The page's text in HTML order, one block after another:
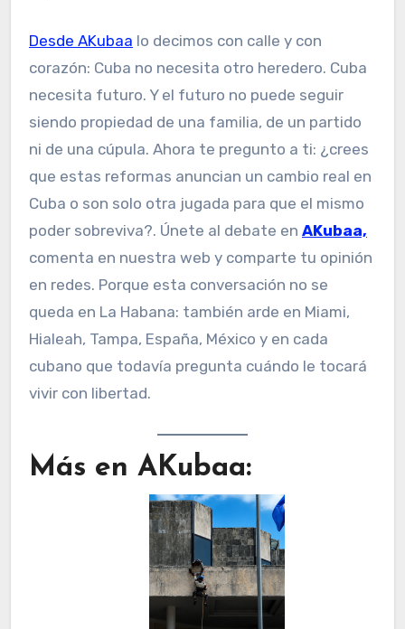
Desde AKubaa lo decimos con calle y con
corazón: Cuba no necesita otro heredero. Cuba
necesita futuro. Y el futuro no puede seguir
siendo propiedad de una familia, de un partido
ni de una cúpula. Ahora te pregunto a ti: ¿crees
que estas reformas anuncian un cambio real en
Cuba o son solo otra jugada para que el mismo
poder sobreviva?. Únete al debate en AKubaa,
comenta en nuestra web y comparte tu opinión
en redes. Porque esta conversación no se
queda en La Habana: también arde en Miami,
Hialeah, Tampa, España, México y en cada
cubano que todavía pregunta cuándo le tocará
vivir con libertad.
Más en AKubaa: